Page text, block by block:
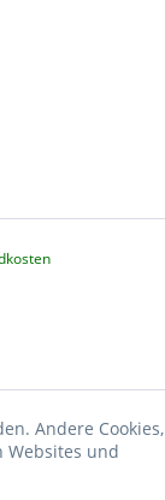
Andere Cookies,
und